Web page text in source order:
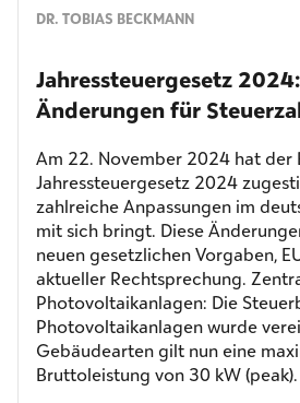
DR. TOBIAS BECKMANN
Jahres­steuergesetz
Änderungen für
Am 22. November 2024 hat der
Jahressteuergesetz 2024
zahlreiche Anpassungen im
mit sich bringt. Diese
neuen gesetzlichen Vorgaben,
aktueller Rechtsprechung.
Photovoltaikanlagen: Die
Photovoltaikanlagen wurde
Gebäudearten gilt nun eine
Bruttoleistung von 30 kW